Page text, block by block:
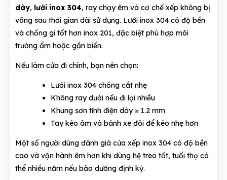
dày, lưới inox 304, ray chạy êm và cơ chế xếp không bị
võng sau thời gian dài sử dụng. Lưới inox 304 có độ bền
và chống gỉ tốt hơn inox 201, đặc biệt phù hợp môi
trường ẩm hoặc gần biển.
Nếu làm cửa đi chính, bạn nên chọn:
Lưới inox 304 chống cắt nhẹ
Không ray dưới nếu đi lại nhiều
Khung sơn tĩnh điện dày ≥ 1.2 mm
Tay kéo âm và bánh xe đôi để kéo nhẹ hơn
Một số người dùng đánh giá cửa xếp inox 304 có độ bền
cao và vận hành êm hơn khi dùng hệ treo tốt, tuổi thọ có
thể nhiều năm nếu bảo dưỡng định kỳ.